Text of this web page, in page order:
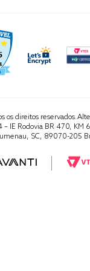
os direitos
IE Rodovia BR 470, KM
SC, 89070-205